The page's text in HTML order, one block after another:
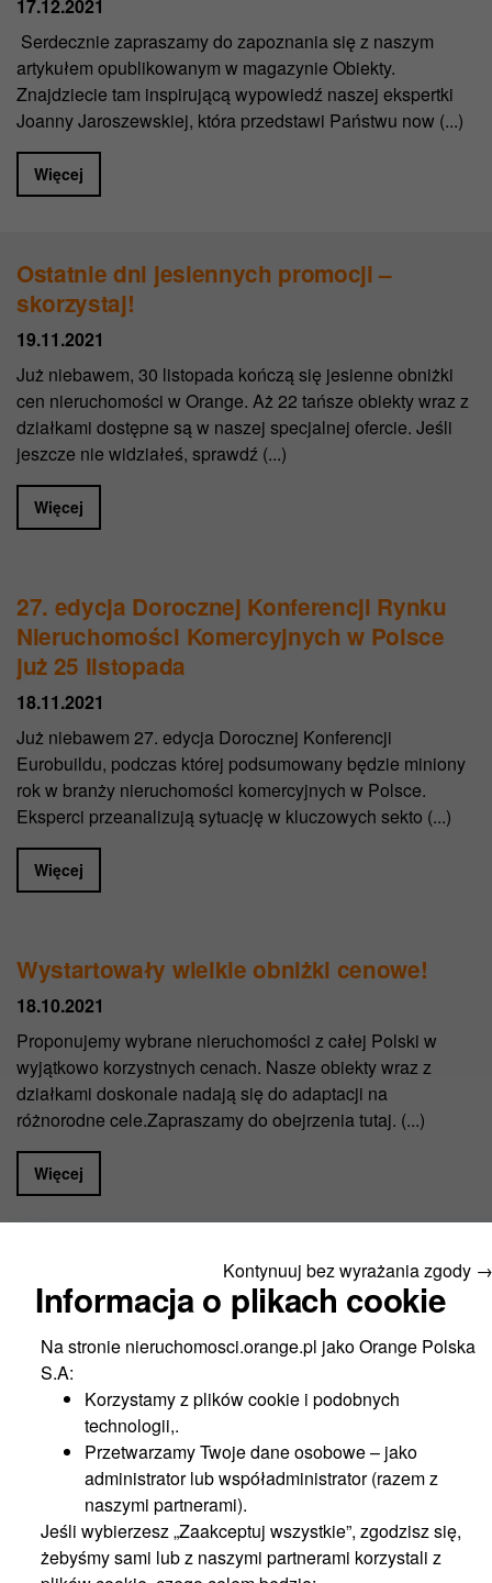
17.12.2021
Serdecznie zapraszamy do zapoznania się z naszym
artykułem opublikowanym w magazynie Obiekty.
Znajdziecie tam inspirującą wypowiedź naszej ekspertki
Joanny Jaroszewskiej, która przedstawi Państwu now (...)
Więcej
Ostatnie dni jesiennych promocji –
skorzystaj!
19.11.2021
Już niebawem, 30 listopada kończą się jesienne obniżki
cen nieruchomości w Orange. Aż 22 tańsze obiekty wraz z
działkami dostępne są w naszej specjalnej ofercie. Jeśli
jeszcze nie widziałeś, sprawdź (...)
Więcej
27. edycja Dorocznej Konferencji Rynku
Nieruchomości Komercyjnych w Polsce
już 25 listopada
18.11.2021
Już niebawem 27. edycja Dorocznej Konferencji
Eurobuildu, podczas której podsumowany będzie miniony
rok w branży nieruchomości komercyjnych w Polsce.
Eksperci przeanalizują sytuację w kluczowych sekto (...)
Więcej
Wystartowały wielkie obniżki cenowe!
18.10.2021
Proponujemy wybrane nieruchomości z całej Polski w
wyjątkowo korzystnych cenach. Nasze obiekty wraz z
działkami doskonale nadają się do adaptacji na
różnorodne cele.Zapraszamy do obejrzenia tutaj. (...)
Więcej
6 7 8 9 10
Nowości
Nowość
Kontynuuj bez wyrażania zgody →
Informacja o plikach cookie
Na stronie nieruchomosci.orange.pl jako Orange Polska
S.A:
Korzystamy z plików cookie i podobnych
technologii,.
Przetwarzamy Twoje dane osobowe – jako
administrator lub współadministrator (razem z
naszymi partnerami).
Jeśli wybierzesz „Zaakceptuj wszystkie”, zgodzisz się,
żebyśmy sami lub z naszymi partnerami korzystali z